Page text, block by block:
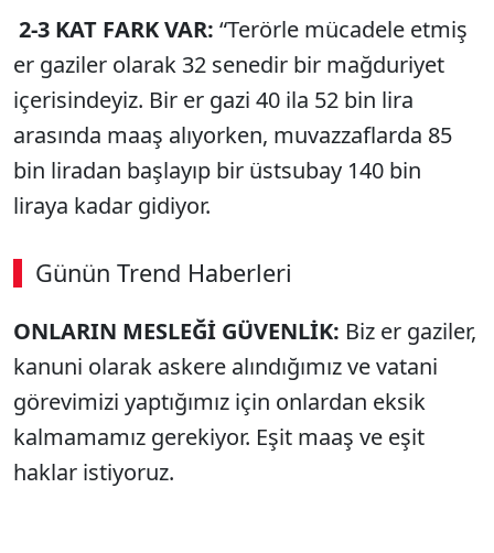
2-3 KAT FARK VAR: “Terörle mücadele etmiş
er gaziler olarak 32 senedir bir mağduriyet
içerisindeyiz. Bir er gazi 40 ila 52 bin lira
arasında maaş alıyorken, muvazzaflarda 85
bin liradan başlayıp bir üstsubay 140 bin
liraya kadar gidiyor.
Günün Trend Haberleri
ONLARIN MESLEĞİ GÜVENLİK: Biz er gaziler,
kanuni olarak askere alındığımız ve vatani
görevimizi yaptığımız için onlardan eksik
kalmamamız gerekiyor. Eşit maaş ve eşit
haklar istiyoruz.